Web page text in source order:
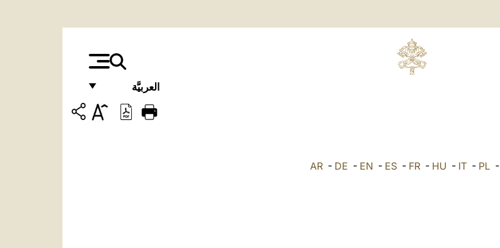
العربيَّة
FRANÇAIS
AR- DE - EN - ES- FR- HU - IT- PL-